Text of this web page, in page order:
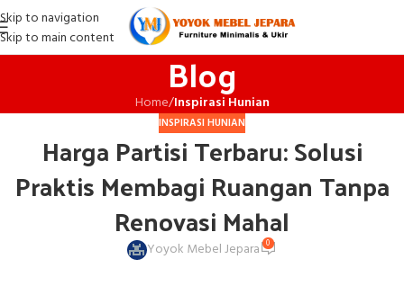
Skip to navigation
Skip to main content
Blog
Home/Inspirasi Hunian
INSPIRASI HUNIAN
Harga Partisi Terbaru: Solusi
Praktis Membagi Ruangan Tanpa
Renovasi Mahal
Yoyok Mebel Jepara 0